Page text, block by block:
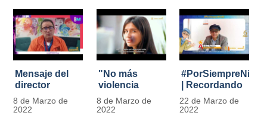
Mensaje del
director
Carlos Marín |
Día
8 de Marzo de
2022
"No más
violencia
contra la
mujer" | 8
8 de Marzo de
2022
| Recordando
al Padre
Javier de
22 de Marzo de
2022